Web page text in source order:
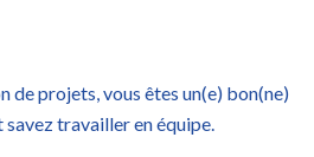
de projets, vous êtes un(e) bon(ne)
travailler en équipe.